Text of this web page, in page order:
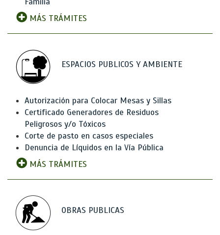
MÁS TRÁMITES
ESPACIOS PUBLICOS Y AMBIENTE
Autorización para Colocar Mesas y Sillas
Certificado Generadores de Residuos
Peligrosos y/o Tóxicos
Corte de pasto en casos especiales
Denuncia de Líquidos en la Vía Pública
MÁS TRÁMITES
OBRAS PUBLICAS